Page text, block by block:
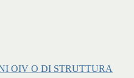
OIV O DI STRUTTURA